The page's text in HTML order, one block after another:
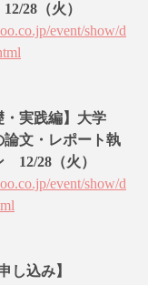
28（火）
event/show/d
実践編】大学
文・レポート執
12/28（火）
event/show/d
し込み】